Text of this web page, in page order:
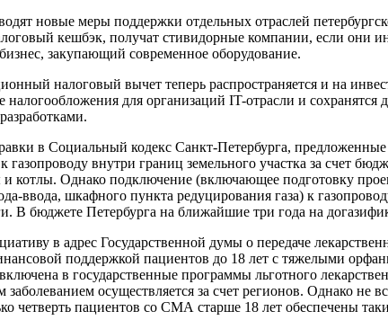
новые меры поддержки отдельных отраслей
кешбэк, получат стивидорные компании, если они
закупающий современное оборудование.
налоговый вычет теперь распространяется и на
для организаций IT-отрасли и
в Социальный кодекс Санкт-Петербурга,
газопроводу внутри границ земельного участка за счет
котлы. Однако подключение (включающее подготовку
ввода, шкафного пункта редуцирования газа) к
В бюджете Петербурга на ближайшие три года на
в адрес Государственной думы о передаче
поддержкой пациентов до 18 лет с тяжелыми
в государственные программы льготного
осуществляется за счет регионов. Однако
четверть пациентов со СМА старше 18 лет обеспечены